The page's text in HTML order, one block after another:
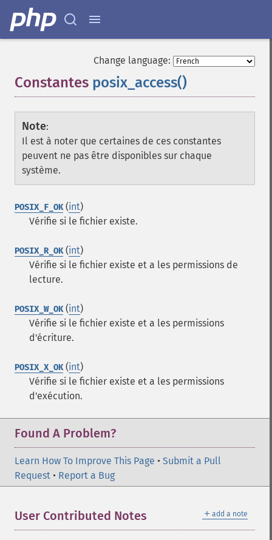
Change language:
Constantes posix_access()
Note:
Il est à noter que certaines de ces constantes
peuvent ne pas être disponibles sur chaque
système.
POSIX_F_OK(int)
Vérifie si le fichier existe.
POSIX_R_OK(int)
Vérifie si le fichier existe et a les permissions de
lecture.
POSIX_W_OK(int)
Vérifie si le fichier existe et a les permissions
d'écriture.
POSIX_X_OK(int)
Vérifie si le fichier existe et a les permissions
d'exécution.
Found A Problem?
Learn How To Improve This Page • Submit a Pull
Request • Report a Bug
＋ add a note
User Contributed Notes